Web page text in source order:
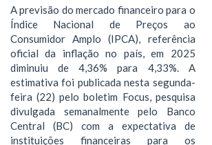
A previsão do mercado financeiro para o
Índice Nacional de Preços ao
Consumidor Amplo (IPCA), referência
oficial da inflação no país, em 2025
diminuiu de 4,36% para 4,33%. A
estimativa foi publicada nesta segunda-
feira (22) pelo boletim Focus, pesquisa
divulgada semanalmente pelo Banco
Central (BC) com a expectativa de
instituições financeiras para os